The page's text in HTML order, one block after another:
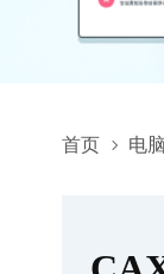
首页 电